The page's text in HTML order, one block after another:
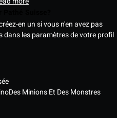
en un si vous n'en avez pas
dans les paramètres de votre profil
Des Minions Et Des Monstres